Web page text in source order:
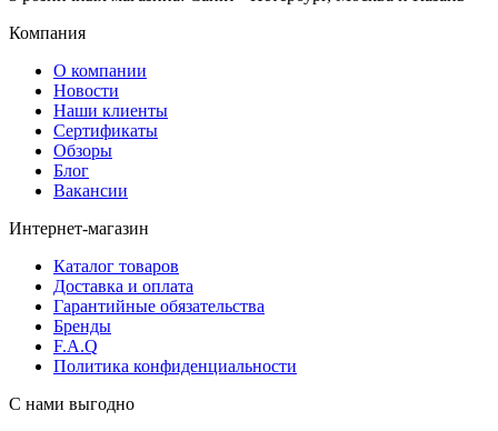
Компания
О компании
Новости
Наши клиенты
Сертификаты
Обзоры
Блог
Вакансии
Интернет-магазин
Каталог товаров
Доставка и оплата
Гарантийные обязательства
Бренды
F.A.Q
Политика конфиденциальности
С нами выгодно